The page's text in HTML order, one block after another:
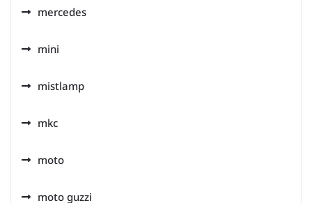
mercedes
mini
mistlamp
mkc
moto
moto guzzi